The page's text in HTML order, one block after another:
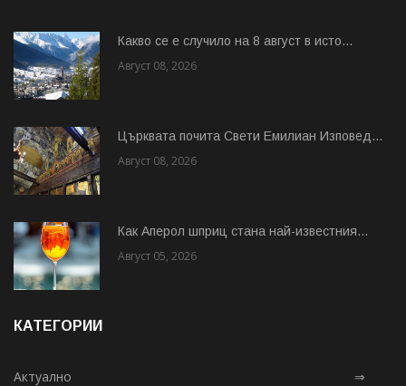
Какво се е случило на 8 август в исто...
Август 08, 2026
Църквата почита Свeти Емилиан Изповед...
Август 08, 2026
Как Аперол шприц стана най-известния...
Август 05, 2026
КАТЕГОРИИ
Актуално ⇒